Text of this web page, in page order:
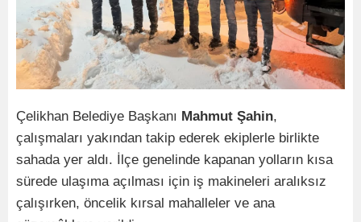
Çelikhan Belediye Başkanı Mahmut Şahin,
çalışmaları yakından takip ederek ekiplerle birlikte
sahada yer aldı. İlçe genelinde kapanan yolların kısa
sürede ulaşıma açılması için iş makineleri aralıksız
çalışırken, öncelik kırsal mahalleler ve ana